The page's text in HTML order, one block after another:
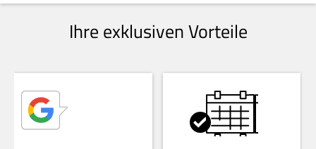
Ihre exklusiven Vorteile